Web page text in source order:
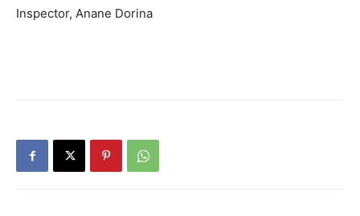
Inspector, Anane Dorina